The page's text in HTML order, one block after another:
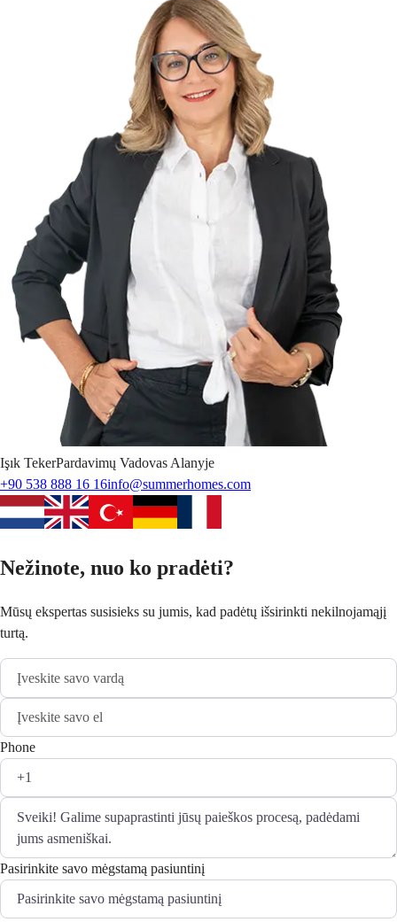
Işık TekerPardavimų Vadovas Alanyje
+90 538 888 16 16info@summerhomes.com
Nežinote, nuo ko pradėti?
Mūsų ekspertas susisieks su jumis, kad padėtų išsirinkti nekilnojamąjį
turtą.
Phone
Pasirinkite savo mėgstamą pasiuntinį